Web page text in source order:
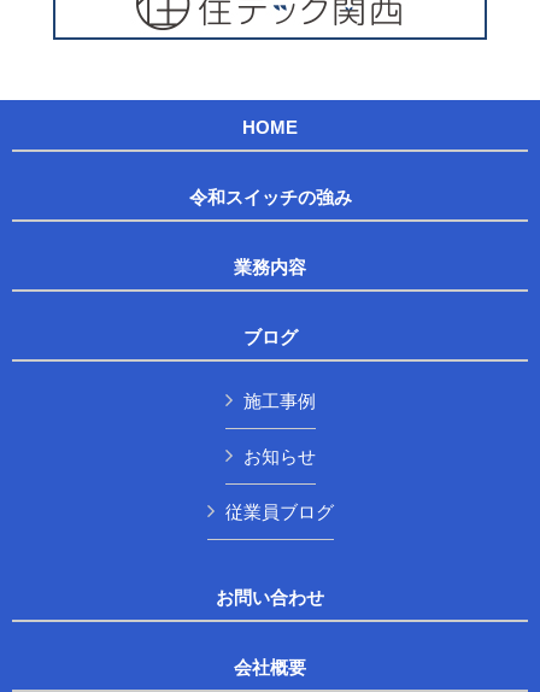
HOME
令和スイッチの強み
業務内容
ブログ
施工事例
お知らせ
従業員ブログ
お問い合わせ
会社概要